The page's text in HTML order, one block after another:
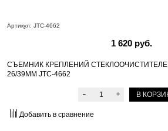
Артикул: JTC-4662
1 620 руб.
СЪЕМНИК КРЕПЛЕНИЙ
26/39ММ JTC-4662
В
Добавить в сравнение